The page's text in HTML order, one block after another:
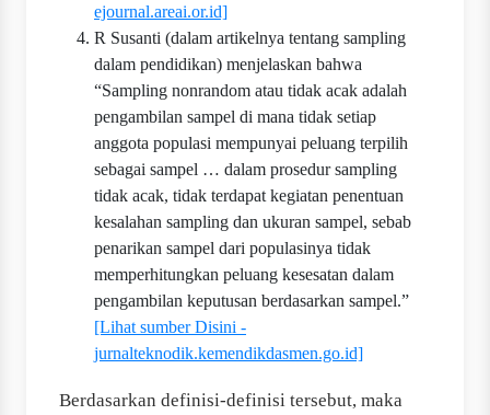
ejournal.areai.or.id]
R Susanti (dalam artikelnya tentang sampling
dalam pendidikan) menjelaskan bahwa
“Sampling nonrandom atau tidak acak adalah
pengambilan sampel di mana tidak setiap
anggota populasi mempunyai peluang terpilih
sebagai sampel … dalam prosedur sampling
tidak acak, tidak terdapat kegiatan penentuan
kesalahan sampling dan ukuran sampel, sebab
penarikan sampel dari populasinya tidak
memperhitungkan peluang kesesatan dalam
pengambilan keputusan berdasarkan sampel.”
[Lihat sumber Disini -
jurnalteknodik.kemendikdasmen.go.id]
Berdasarkan definisi-definisi tersebut, maka